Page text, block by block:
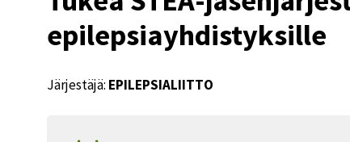
epilepsiayhdistyksille
Järjestäjä: EPILEPSIALIITTO